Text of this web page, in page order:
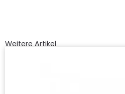
Weitere Artikel